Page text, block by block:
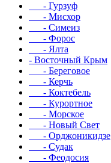
- Гурзуф
- Мисхор
- Симеиз
- Форос
- Ялта
- Восточный Крым
- Береговое
- Керчь
- Коктебель
- Курортное
- Морское
- Новый Свет
- Орджоникидзе
- Судак
- Феодосия